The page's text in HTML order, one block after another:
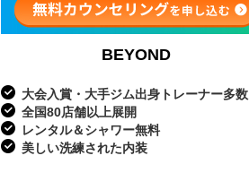
BEYOND
大会入賞・大手ジム出身トレーナー多数
全国80店舗以上展開
レンタル＆シャワー無料
美しい洗練された内装